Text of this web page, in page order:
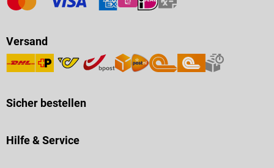
Versand
Sicher bestellen
Hilfe & Service